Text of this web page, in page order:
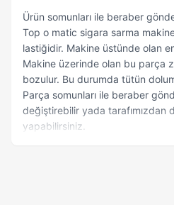
Ürün somunları ile beraber
Top o matic sigara sarma
lastiğidir. Makine üstünde olan
Makine üzerinde olan bu parça
bozulur. Bu durumda tütün
Parça somunları ile beraber
değiştirebilir yada tarafımızdan
yapabilirsiniz.